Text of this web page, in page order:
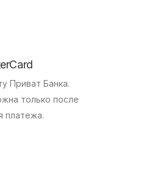
Приват Банка.
только после
платежа.